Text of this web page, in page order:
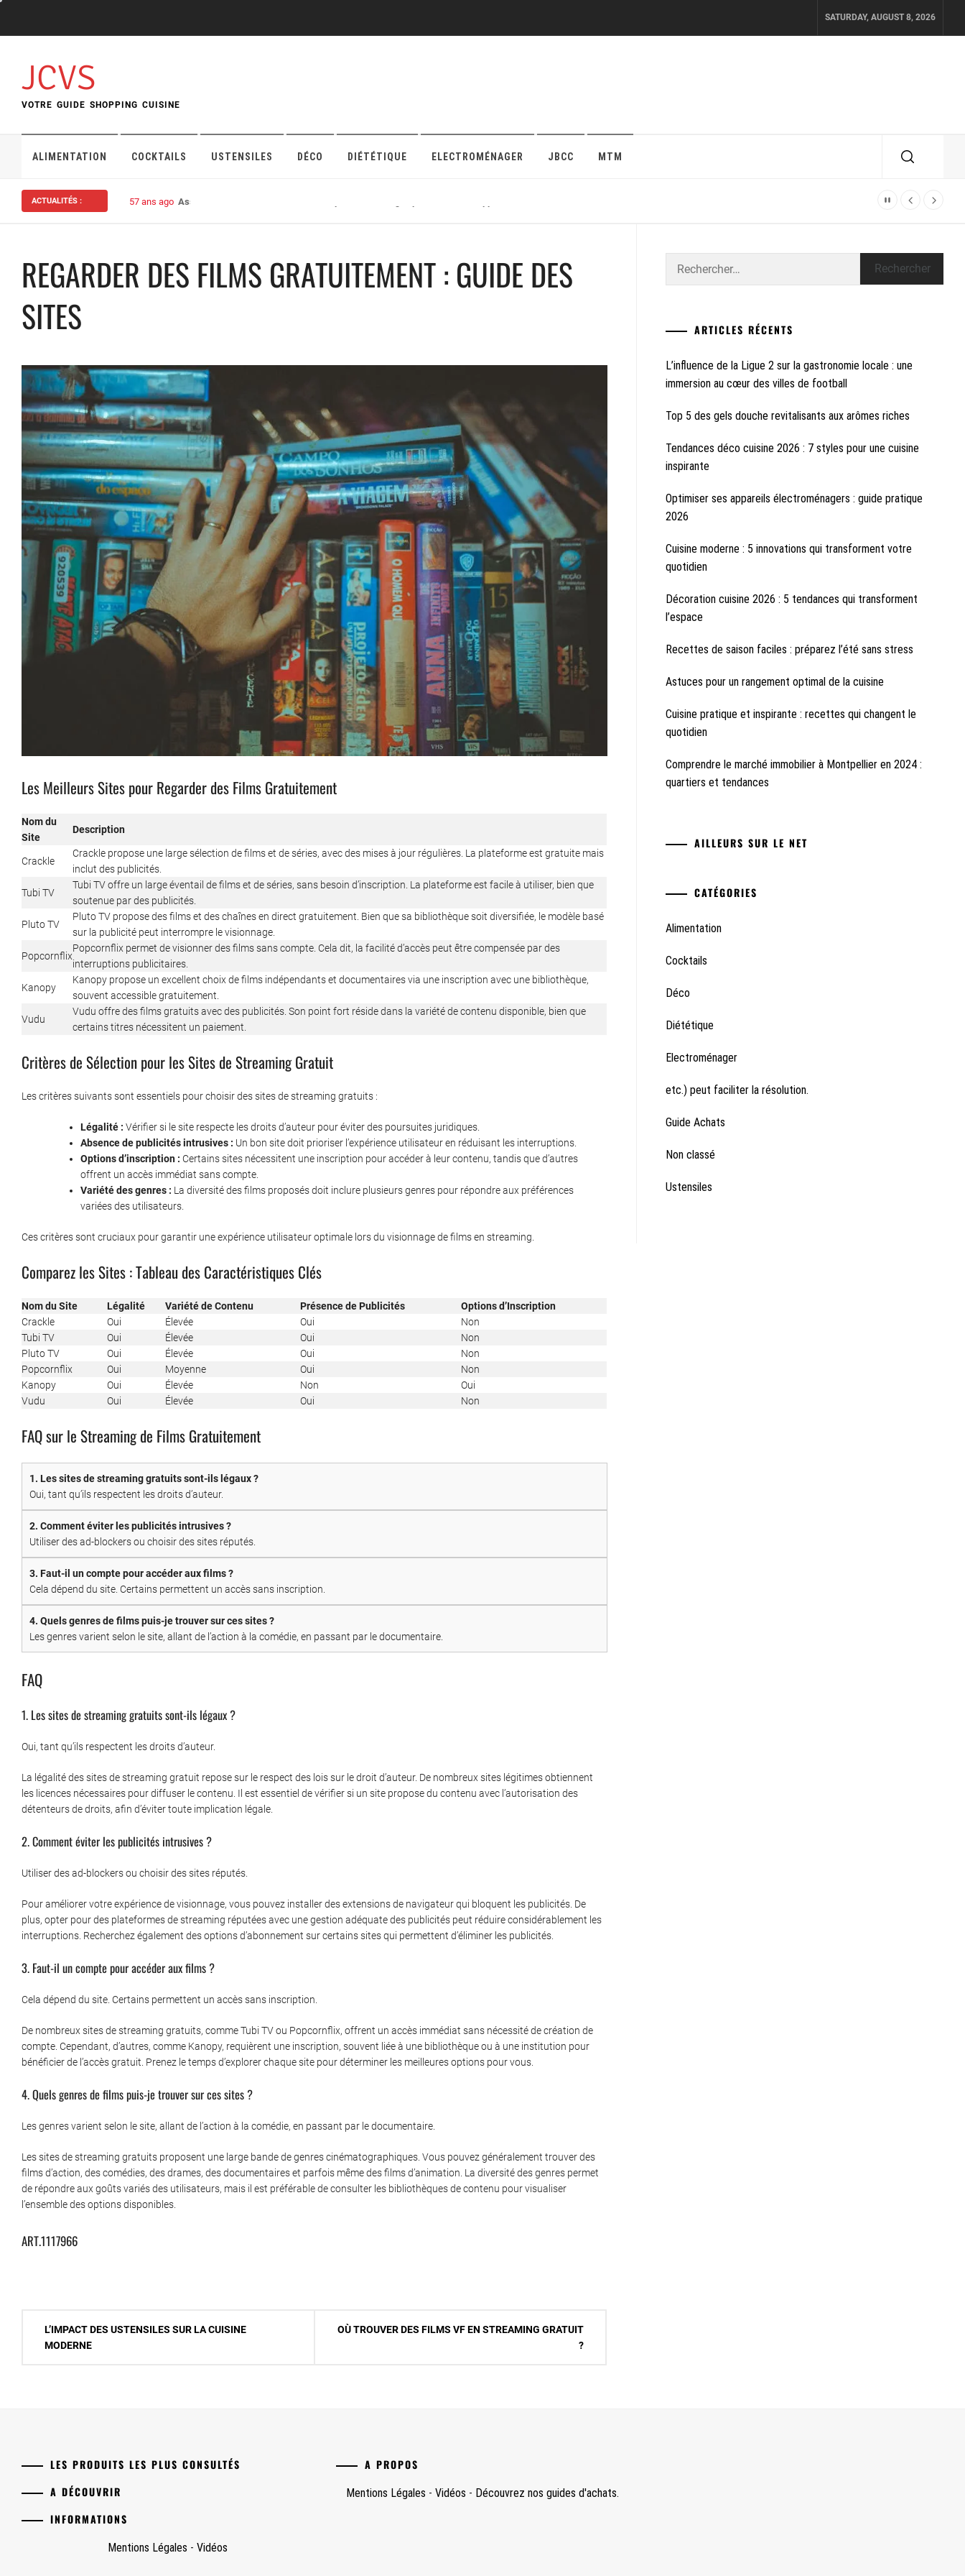
content
SATURDAY, AUGUST 8, 2026
JCVS
VOTRE GUIDE SHOPPING CUISINE
ALIMENTATION COCKTAILS USTENSILES DÉCO DIÉTÉTIQUE ELECTROMÉNAGER JBCC MTM
ACTUALITÉS : 57 ans ago Assurance habitation : bien choisir sa protection en ligne pour maison ou appartement
REGARDER DES FILMS GRATUITEMENT : GUIDE DES
SITES
Les Meilleurs Sites pour Regarder des Films Gratuitement
Nom du
Site
Description
Crackle
Crackle propose une large sélection de films et de séries, avec des mises à jour régulières. La plateforme est gratuite mais
inclut des publicités.
Tubi TV
Tubi TV offre un large éventail de films et de séries, sans besoin d’inscription. La plateforme est facile à utiliser, bien que
soutenue par des publicités.
Pluto TV
Pluto TV propose des films et des chaînes en direct gratuitement. Bien que sa bibliothèque soit diversifiée, le modèle basé
sur la publicité peut interrompre le visionnage.
Popcornflix
Popcornflix permet de visionner des films sans compte. Cela dit, la facilité d’accès peut être compensée par des
interruptions publicitaires.
Kanopy
Kanopy propose un excellent choix de films indépendants et documentaires via une inscription avec une bibliothèque,
souvent accessible gratuitement.
Vudu
Vudu offre des films gratuits avec des publicités. Son point fort réside dans la variété de contenu disponible, bien que
certains titres nécessitent un paiement.
Critères de Sélection pour les Sites de Streaming Gratuit
Les critères suivants sont essentiels pour choisir des sites de streaming gratuits :
Légalité : Vérifier si le site respecte les droits d’auteur pour éviter des poursuites juridiques.
Absence de publicités intrusives : Un bon site doit prioriser l’expérience utilisateur en réduisant les interruptions.
Options d’inscription : Certains sites nécessitent une inscription pour accéder à leur contenu, tandis que d’autres
offrent un accès immédiat sans compte.
Variété des genres : La diversité des films proposés doit inclure plusieurs genres pour répondre aux préférences
variées des utilisateurs.
Ces critères sont cruciaux pour garantir une expérience utilisateur optimale lors du visionnage de films en streaming.
Comparez les Sites : Tableau des Caractéristiques Clés
Nom du Site Légalité Variété de Contenu Présence de Publicités
Options d’Inscription
Crackle
Oui Élevée Oui
Non
Tubi TV
Oui Élevée Oui
Non
Pluto TV
Oui Élevée Oui
Non
Popcornflix
Oui Moyenne Oui
Non
Kanopy
Oui Élevée Non
Oui
Vudu
Oui Élevée Oui Non
FAQ sur le Streaming de Films Gratuitement
1. Les sites de streaming gratuits sont-ils légaux ?
Oui, tant qu’ils respectent les droits d’auteur.
2. Comment éviter les publicités intrusives ?
Utiliser des ad-blockers ou choisir des sites réputés.
3. Faut-il un compte pour accéder aux films ?
Cela dépend du site. Certains permettent un accès sans inscription.
4. Quels genres de films puis-je trouver sur ces sites ?
Les genres varient selon le site, allant de l’action à la comédie, en passant par le documentaire.
FAQ
1. Les sites de streaming gratuits sont-ils légaux ?
Oui, tant qu’ils respectent les droits d’auteur.
La légalité des sites de streaming gratuit repose sur le respect des lois sur le droit d’auteur. De nombreux sites légitimes obtiennent
les licences nécessaires pour diffuser le contenu. Il est essentiel de vérifier si un site propose du contenu avec l’autorisation des
détenteurs de droits, afin d’éviter toute implication légale.
2. Comment éviter les publicités intrusives ?
Utiliser des ad-blockers ou choisir des sites réputés.
Pour améliorer votre expérience de visionnage, vous pouvez installer des extensions de navigateur qui bloquent les publicités. De
plus, opter pour des plateformes de streaming réputées avec une gestion adéquate des publicités peut réduire considérablement les
interruptions. Recherchez également des options d’abonnement sur certains sites qui permettent d’éliminer les publicités.
3. Faut-il un compte pour accéder aux films ?
Cela dépend du site. Certains permettent un accès sans inscription.
De nombreux sites de streaming gratuits, comme Tubi TV ou Popcornflix, offrent un accès immédiat sans nécessité de création de
compte. Cependant, d’autres, comme Kanopy, requièrent une inscription, souvent liée à une bibliothèque ou à une institution pour
bénéficier de l’accès gratuit. Prenez le temps d’explorer chaque site pour déterminer les meilleures options pour vous.
4. Quels genres de films puis-je trouver sur ces sites ?
Les genres varient selon le site, allant de l’action à la comédie, en passant par le documentaire.
Les sites de streaming gratuits proposent une large bande de genres cinématographiques. Vous pouvez généralement trouver des
films d’action, des comédies, des drames, des documentaires et parfois même des films d’animation. La diversité des genres permet
de répondre aux goûts variés des utilisateurs, mais il est préférable de consulter les bibliothèques de contenu pour visualiser
l’ensemble des options disponibles.
ART.1117966
Navigation
L’IMPACT DES USTENSILES SUR LA CUISINE
MODERNE
OÙ TROUVER DES FILMS VF EN STREAMING GRATUIT
?
ARTICLES RÉCENTS
L’influence de la Ligue 2 sur la gastronomie locale : une
immersion au cœur des villes de football
Top 5 des gels douche revitalisants aux arômes riches
Tendances déco cuisine 2026 : 7 styles pour une cuisine
inspirante
Optimiser ses appareils électroménagers : guide pratique
2026
Cuisine moderne : 5 innovations qui transforment votre
quotidien
Décoration cuisine 2026 : 5 tendances qui transforment
l’espace
Recettes de saison faciles : préparez l’été sans stress
Astuces pour un rangement optimal de la cuisine
Cuisine pratique et inspirante : recettes qui changent le
quotidien
Comprendre le marché immobilier à Montpellier en 2024 :
quartiers et tendances
AILLEURS SUR LE NET
CATÉGORIES
Alimentation
Cocktails
Déco
Diététique
Electroménager
etc.) peut faciliter la résolution.
Guide Achats
Non classé
Ustensiles
LES PRODUITS LES PLUS CONSULTÉS
A DÉCOUVRIR
INFORMATIONS
Mentions Légales -Vidéos
A PROPOS
Mentions Légales - Vidéos - Découvrez nos guides d'achats.